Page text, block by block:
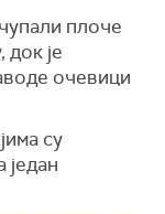
плоче
док је
очевици
су
један